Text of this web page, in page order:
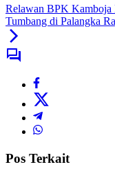
Relawan BPK Kamboja
Tumbang di Palangka
Pos Terkait